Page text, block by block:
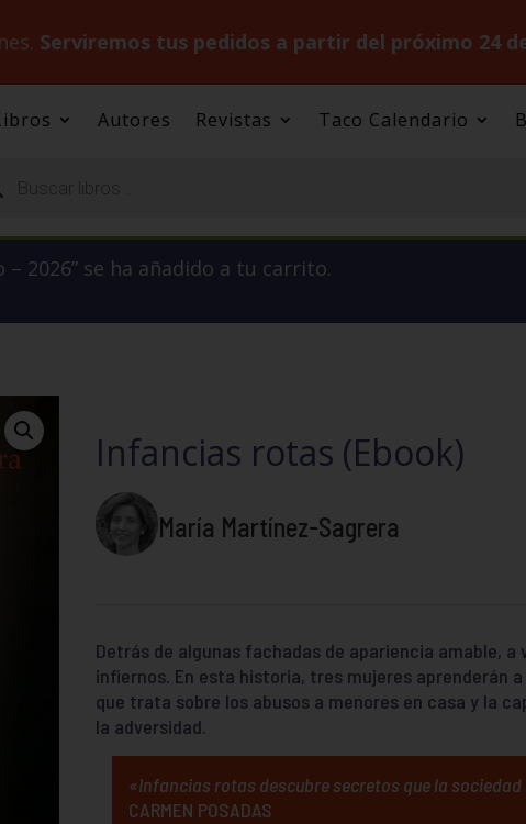
Serviremos tus pedidos a partir del próximo 24
Autores Revistas Taco Calendario
– 2026” se ha añadido a tu carrito.
Infancias rotas (Ebook)
María Martínez-Sagrera
Detrás de algunas fachadas de apariencia amable, a
infiernos. En esta historia, tres mujeres aprenderán a
que trata sobre los abusos a menores en casa y la
la adversidad.
«Infancias rotas descubre secretos que la sociedad
CARMEN POSADAS